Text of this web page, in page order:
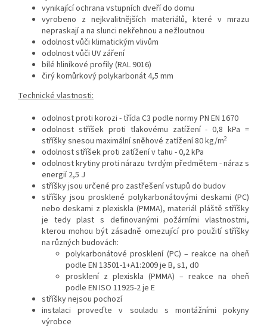
vynikající ochrana vstupních dveří do domu
vyrobeno z nejkvalitnějších materiálů, které v mrazu
nepraskají a na slunci nekřehnou a nežloutnou
odolnost vůči klimatickým vlivům
odolnost vůči UV záření
bílé hliníkové profily (RAL 9016)
čirý komůrkový polykarbonát 4,5 mm
Technické vlastnosti:
odolnost proti korozi - třída C3 podle normy PN EN 1670
odolnost stříšek proti tlakovému zatížení - 0,8 kPa =
stříšky snesou maximální sněhové zatížení 80 kg/m2
odolnost stříšek proti zatížení v tahu - 0,2 kPa
odolnost krytiny proti nárazu tvrdým předmětem - náraz s
energií 2,5 J
stříšky jsou určené pro zastřešení vstupů do budov
stříšky jsou prosklené polykarbonátovými deskami (PC)
nebo deskami z plexiskla (PMMA), materiál pláště stříšky
je tedy plast s definovanými požárními vlastnostmi,
kterou mohou být zásadně omezující pro použití stříšky
na různých budovách:
polykarbonátové prosklení (PC) – reakce na oheň
podle EN 13501-1+A1:2009 je B, s1, d0
prosklení z plexiskla (PMMA) – reakce na oheň
podle EN ISO 11925-2 je E
stříšky nejsou pochozí
instalaci proveďte v souladu s montážními pokyny
výrobce